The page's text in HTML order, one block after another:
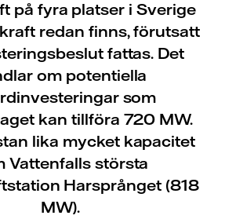
på fyra platser i Sverige
redan finns, förutsatt
fattas. Det
om potentiella
som
kan tillföra 720 MW.
lika mycket kapacitet
Vattenfalls största
Harsprånget (818
MW).